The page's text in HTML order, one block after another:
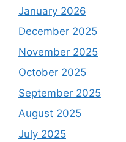
January 2026
December 2025
November 2025
October 2025
September 2025
August 2025
July 2025